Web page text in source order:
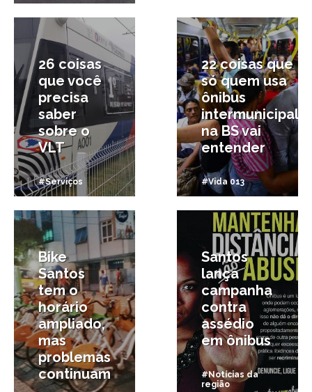
27/08/2015
26 coisas
que você
precisa
saber
sobre o
VLT
#Serviços
22 coisas que
só quem usa
ônibus
intermunicipal
na BS vai
entender
#Vida 013
27/03/2015
Bike
Santos
tem o
horário
ampliado,
mas
problemas
continuam
6/03/2015
Santos
lança
campanha
contra
assédio
em ônibus
#Notícias da
região